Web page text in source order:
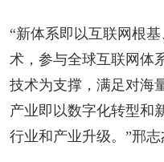
“新体系即以互联网根
术，参与全球互联网体
技术为支撑，满足对海
产业即以数字化转型和
行业和产业升级。”邢志